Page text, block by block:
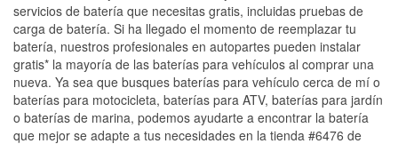
servicios de batería que necesitas gratis, incluidas pruebas de
carga de batería. Si ha llegado el momento de reemplazar tu
batería, nuestros profesionales en autopartes pueden instalar
gratis* la mayoría de las baterías para vehículos al comprar una
nueva. Ya sea que busques baterías para vehículo cerca de mí o
baterías para motocicleta, baterías para ATV, baterías para jardín
o baterías de marina, podemos ayudarte a encontrar la batería
que mejor se adapte a tus necesidades en la tienda #6476 de